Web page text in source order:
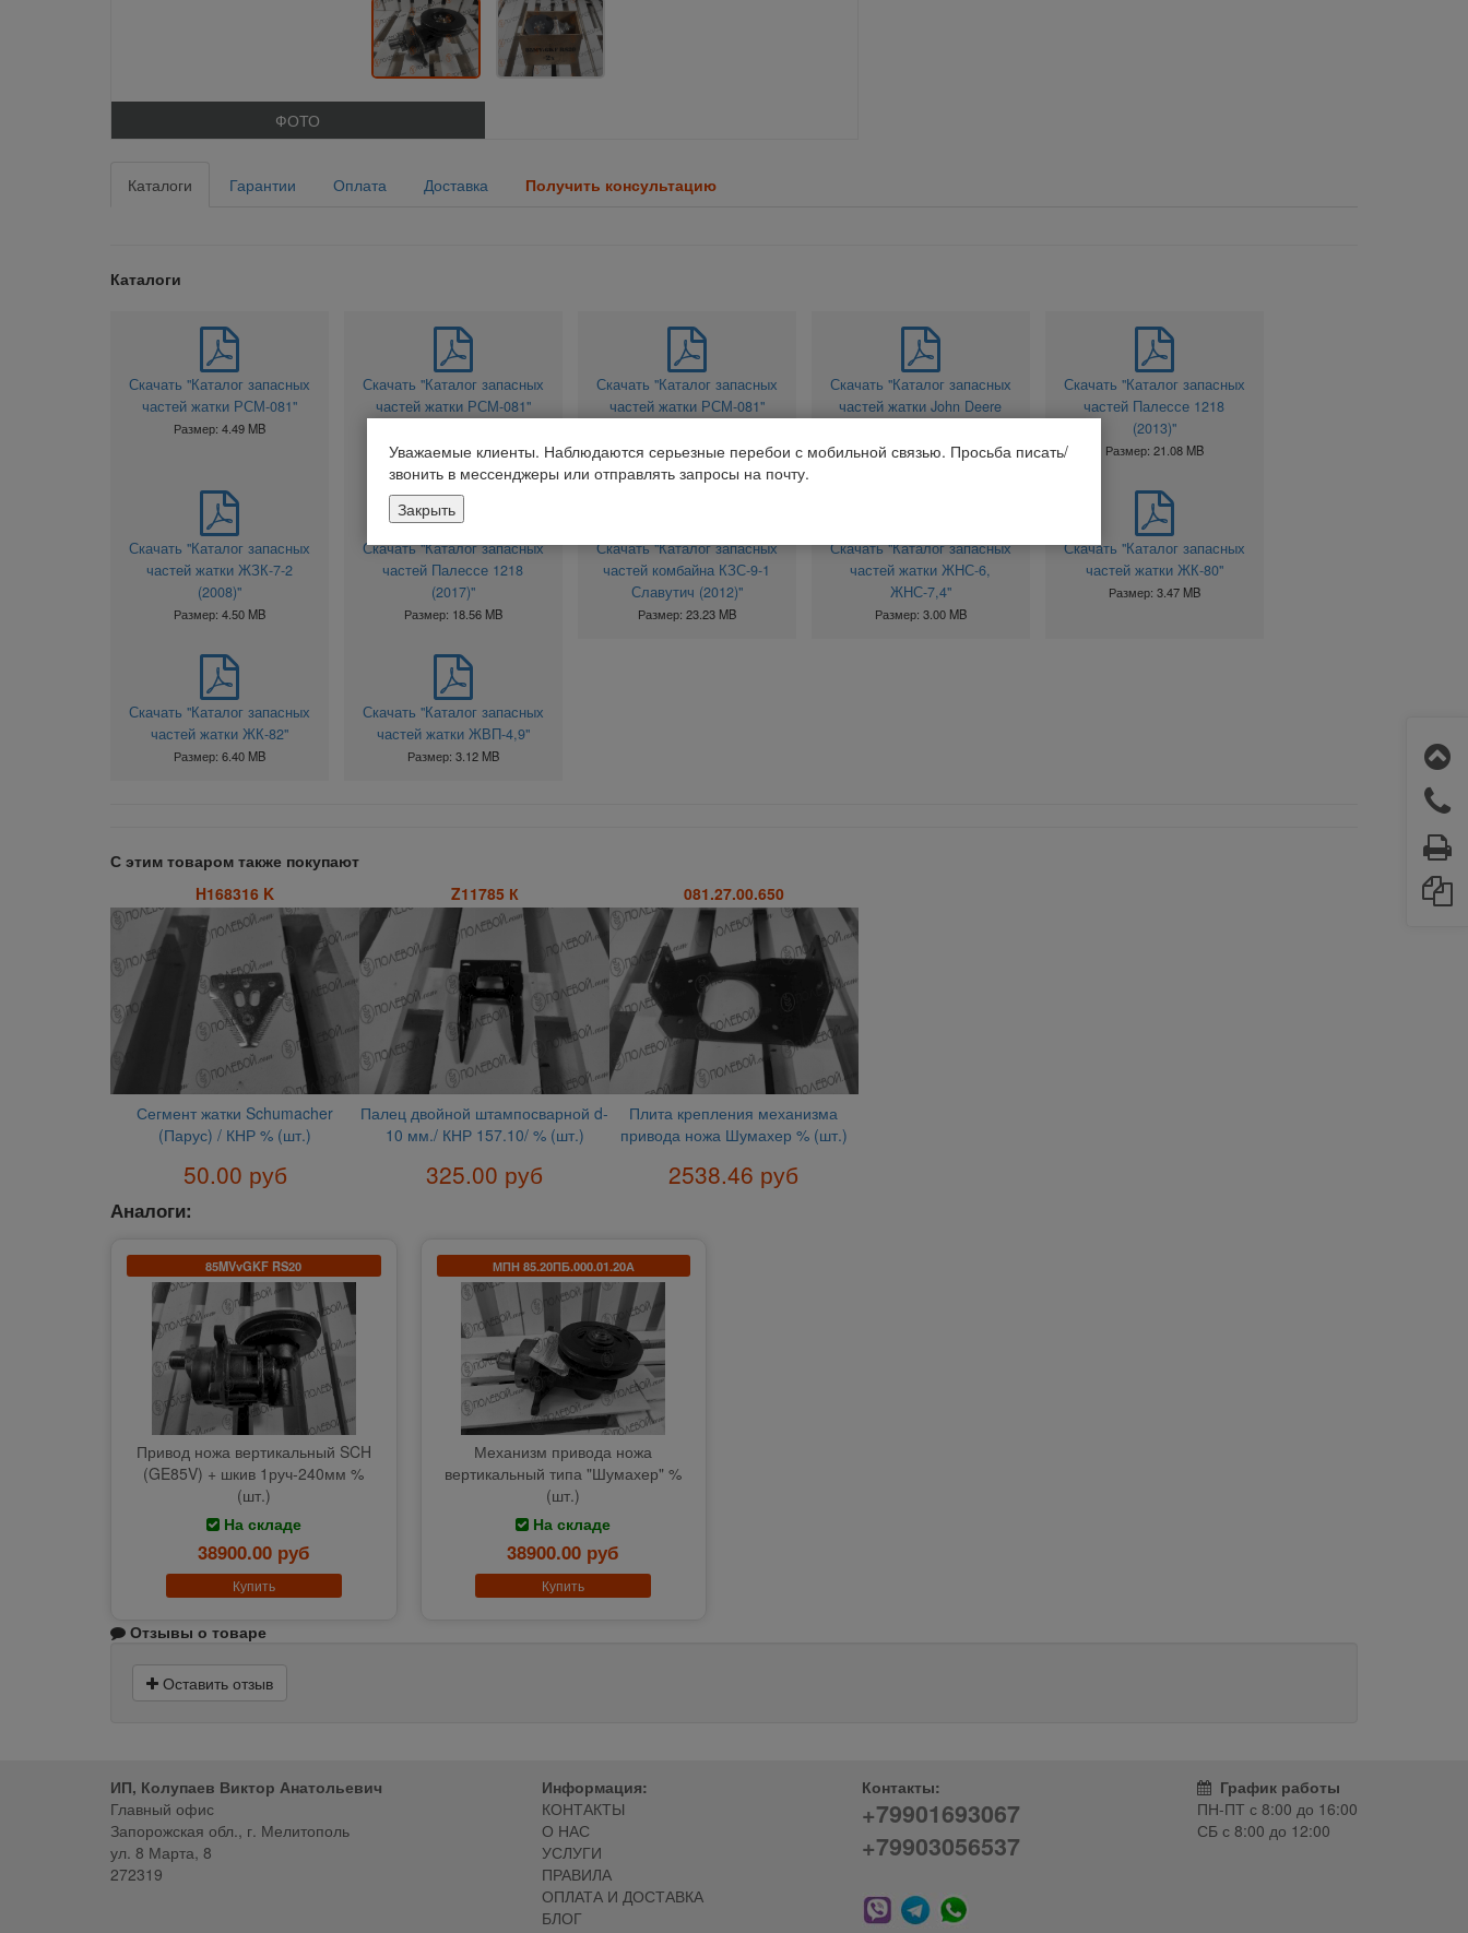
ФОТО
Каталоги Гарантии Оплата Доставка Получить консультацию
Каталоги
Скачать "Каталог запасных
частей жатки РСМ-081"
Размер: 4.49 MB
Скачать "Каталог запасных
частей жатки РСМ-081"
Скачать "Каталог запасных
частей жатки РСМ-081"
Скачать "Каталог запасных
частей жатки John Deere
Размер: 4.07 MB
Скачать "Каталог запасных
частей Палессе 1218
(2013)"
Размер: 21.08 MB
Скачать "Каталог запасных
частей жатки ЖЗК-7-2
(2008)"
Размер: 4.50 MB
Скачать "Каталог запасных
частей Палессе 1218
(2017)"
Размер: 18.56 MB
Скачать "Каталог запасных
частей комбайна КЗС-9-1
Славутич (2012)"
Размер: 23.23 MB
Скачать "Каталог запасных
частей жатки ЖНС-6,
ЖНС-7,4"
Размер: 3.00 MB
Скачать "Каталог запасных
частей жатки ЖК-80"
Размер: 3.47 MB
Скачать "Каталог запасных
частей жатки ЖК-82"
Размер: 6.40 MB
Скачать "Каталог запасных
частей жатки ЖВП-4,9"
Размер: 3.12 MB
С этим товаром также покупают
H168316 K
Сегмент жатки Schumacher
(Парус) / КНР % (шт.)
50.00 руб
Z11785 К
Палец двойной штампосварной d-
10 мм./ КНР 157.10/ % (шт.)
325.00 руб
081.27.00.650
Плита крепления механизма
привода ножа Шумахер % (шт.)
2538.46 руб
Аналоги:
85MVvGKF RS20
Привод ножа вертикальный SCH
(GE85V) + шкив 1руч-240мм %
(шт.)
На складе
38900.00 руб
Купить
МПН 85.20ПБ.000.01.20А
Механизм привода ножа
вертикальный типа "Шумахер" %
(шт.)
На складе
38900.00 руб
Купить
Отзывы о товаре
Оставить отзыв
ИП, Колупаев Виктор Анатольевич
Главный офис
Запорожская обл., г. Мелитополь
ул. 8 Марта, 8
272319
Информация:
КОНТАКТЫ
О НАС
УСЛУГИ
ПРАВИЛА
ОПЛАТА И ДОСТАВКА
БЛОГ
Контакты:
+79901693067
+79903056537
График работы
ПН-ПТ с8:00 до 16:00
СБ с8:00 до 12:00
Уважаемые клиенты. Наблюдаются серьезные перебои с мобильной связью. Просьба писать/
звонить в мессенджеры или отправлять запросы на почту.
Закрыть